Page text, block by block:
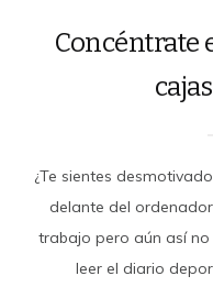
Concéntrate
¿Te sientes
delante del
trabajo pero aún así
leer el diario